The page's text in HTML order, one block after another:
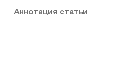
Аннотация статьи